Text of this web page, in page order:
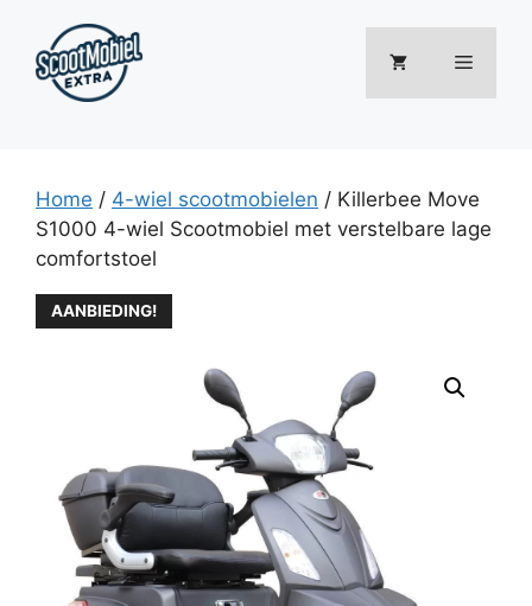
inhoud
Menu
Home / 4-wiel scootmobielen / Killerbee Move
S1000 4-wiel Scootmobiel met verstelbare lage
comfortstoel
AANBIEDING!